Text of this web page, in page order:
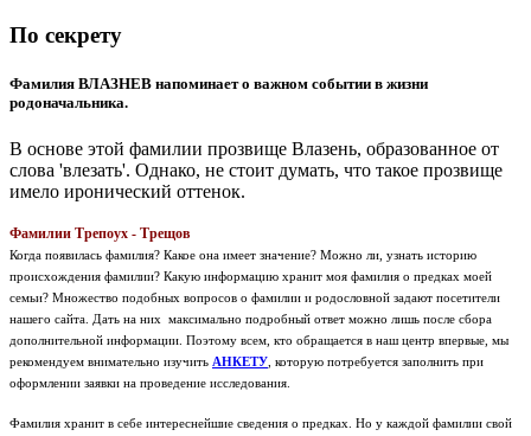
По секрету
Фамилия ВЛАЗНЕВ напоминает о важном событии в жизни
родоначальника.
В основе этой фамилии прозвище Влазень, образованное от
слова 'влезать'. Однако, не стоит думать, что такое прозвище
имело иронический оттенок.
Фамилии Трепоух - Трещов
Когда появилась фамилия? Какое она имеет значение? Можно ли, узнать историю
происхождения фамилии? Какую информацию хранит моя фамилия о предках моей
семьи? Множество подобных вопросов о фамилии и родословной задают посетители
нашего сайта. Дать на них максимально подробный ответ можно лишь после сбора
дополнительной информации. Поэтому всем, кто обращается в наш центр впервые, мы
рекомендуем внимательно изучить АНКЕТУ , которую потребуется заполнить при
оформлении заявки на проведение исследования.
Фамилия хранит в себе интереснейшие сведения о предках. Но у каждой фамилии свой